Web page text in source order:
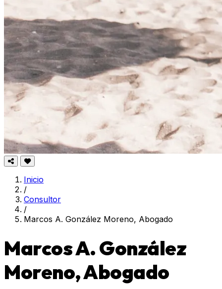
Inicio
/
Consultor
/
Marcos A. González Moreno, Abogado
Marcos A. González
Moreno, Abogado